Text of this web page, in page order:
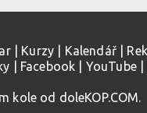
| Kurzy Kalendář|
Facebook YouTube|
kole od doleKOP.COM.